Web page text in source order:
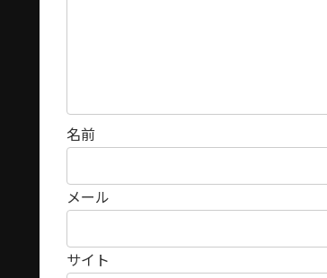
名前
メール
サイト